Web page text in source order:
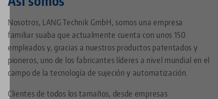
Nosotros, LANG Technik GmbH, somos una empresa
familiar suaba que actualmente cuenta con unos 150
empleados y, gracias a nuestros productos patentados y
pioneros, uno de los fabricantes líderes a nivel mundial en el
campo de la tecnología de sujeción y automatización.
Clientes de todos los tamaños, desde empresas